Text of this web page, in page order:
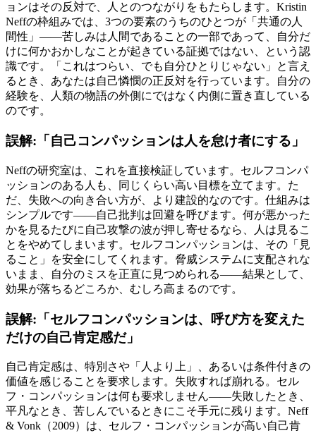
ョンはその反対で、人とのつながりをもたらします。Kristin
Neffの枠組みでは、3つの要素のうちのひとつが「共通の人
間性」——苦しみは人間であることの一部であって、自分だ
けに何かおかしなことが起きている証拠ではない、という認
識です。「これはつらい、でも自分ひとりじゃない」と言え
るとき、あなたは自己憐憫の正反対を行っています。自分の
経験を、人類の物語の外側にではなく内側に置き直している
のです。
誤解:「自己コンパッションは人を怠け者にする」
Neffの研究室は、これを直接検証しています。セルフコンパ
ッションのある人も、同じくらい高い目標を立てます。た
だ、失敗への向き合い方が、より建設的なのです。仕組みは
シンプルです——自己批判は回避を呼びます。何が悪かった
かを見るたびに自己攻撃の波が押し寄せるなら、人は見るこ
とをやめてしまいます。セルフコンパッションは、その「見
ること」を安全にしてくれます。脅威システムに支配されな
いまま、自分のミスを正直に見つめられる——結果として、
効果が落ちるどころか、むしろ高まるのです。
誤解:「セルフコンパッションは、呼び方を変えた
だけの自己肯定感だ」
自己肯定感は、特別さや「人より上」、あるいは条件付きの
価値を感じることを要求します。失敗すれば崩れる。セル
フ・コンパッションは何も要求しません――失敗したとき、
平凡なとき、苦しんでいるときにこそ手元に残ります。Neff
& Vonk（2009）は、セルフ・コンパッションが高い自己肯